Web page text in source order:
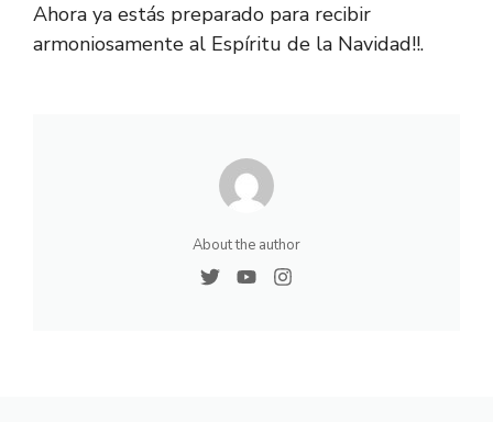
Ahora ya estás preparado para recibir
armoniosamente al Espíritu de la Navidad!!.
About the author